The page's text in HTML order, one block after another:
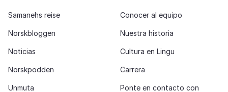
Samanehs reise
Norskbloggen
Noticias
Norskpodden
Unmuta
Conocer al equipo
Nuestra historia
Cultura en Lingu
Carrera
Ponte en contacto con